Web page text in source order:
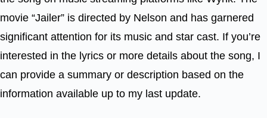
movie “Jailer” is directed by Nelson and has garnered
significant attention for its music and star cast. If you’re
interested in the lyrics or more details about the song, I
can provide a summary or description based on the
information available up to my last update.